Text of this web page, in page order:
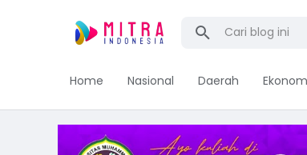
Home Nasional Daerah